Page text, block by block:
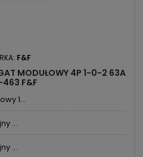
F&F
MODUŁOWY 4P 1-0-2 63A
463 F&F
1...
...
...